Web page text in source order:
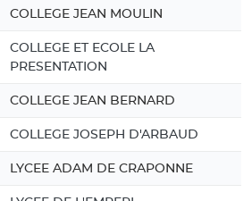
COLLEGE JEAN MOULIN
COLLEGE ET ECOLE LA
PRESENTATION
COLLEGE JEAN BERNARD
COLLEGE JOSEPH D'ARBAUD
LYCEE ADAM DE CRAPONNE